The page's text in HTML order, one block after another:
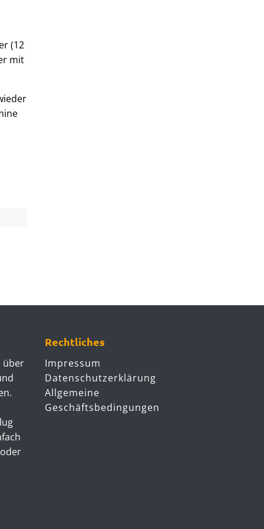
(12
mit
über
Rechtliches
Impressum
Datenschutzerklärung
Allgemeine
Geschäftsbedingungen